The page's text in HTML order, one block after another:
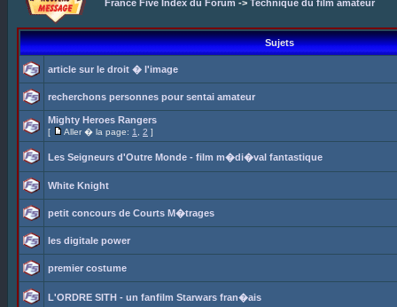
France Five Index du Forum -> Technique du film amateur
Sujets
article sur le droit � l'image
recherchons personnes pour sentai amateur
Mighty Heroes Rangers
[ Aller � la page: 1 2 ]
Les Seigneurs d'Outre Monde - film m�di�val fantastique
White Knight
petit concours de Courts M�trages
les digitale power
premier costume
L'ORDRE SITH - un fanfilm Starwars fran�ais